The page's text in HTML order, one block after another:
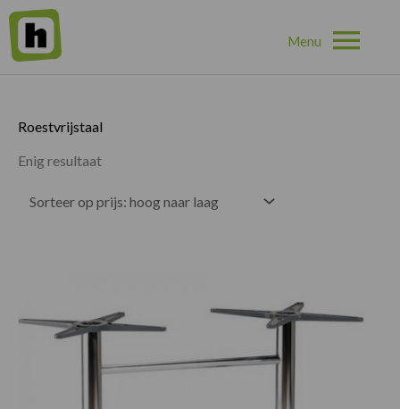
Home»
Roestvrijstaal
Enig resultaat